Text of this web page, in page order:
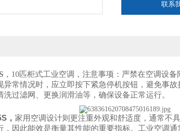
联系
，10匹柜式工业空调，注意事项：严禁在空调设
异常情况时，应立即按下紧急停机按钮，避免事
过滤网、更换润滑油等，确保设备正常运行。
， 家用空调设计则更注重外观和舒适度，通常不
，因此能效是衡量其性能的重要指标。工业空调